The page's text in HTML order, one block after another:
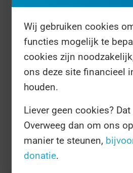
van de Atlantikwall het
bewoners van de
Europa heeft bepaald, wil
bijdragen aan een
Kijk opwww.bunkerdag.nl
en voor het volledige
Wij gebruiken cookies
functies mogelijk te
cookies zijn
ons deze site financieel
houden.
Liever geen cookies?
Overweeg dan om ons
manier te steunen,
donatie.